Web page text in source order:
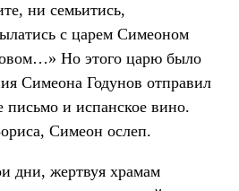
ни семьитись,
с царем Симеоном
Но этого царю было
Симеона Годунов отправил
письмо и испанское вино.
Симеон ослеп.
дни, жертвуя храмам